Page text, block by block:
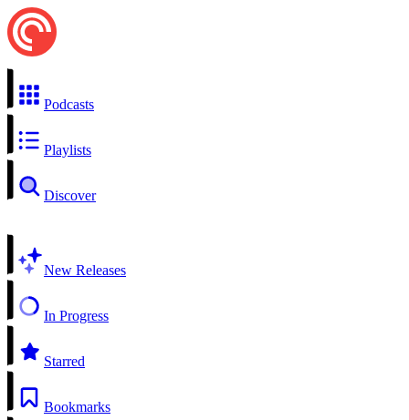
Podcasts
Playlists
Discover
New Releases
In Progress
Starred
Bookmarks